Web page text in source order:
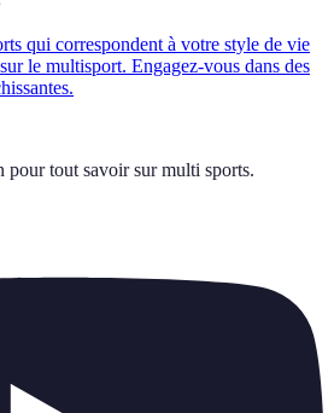
qui correspondent à votre style de vie
le multisport. Engagez-vous dans des
pour tout savoir sur multi sports.